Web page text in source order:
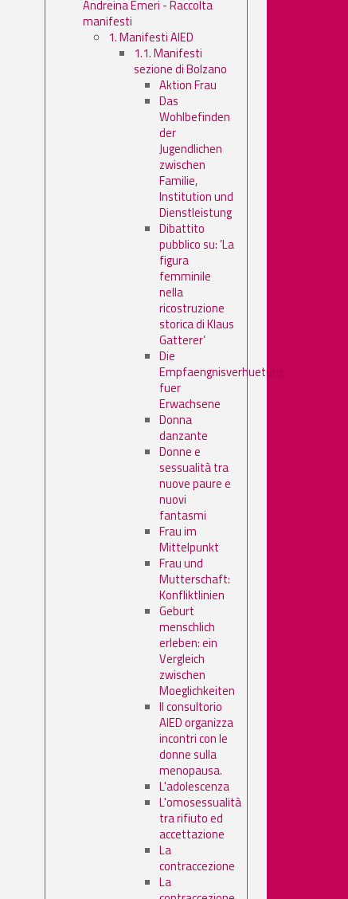
Andreina Emeri - Raccolta
manifesti
1. Manifesti AIED
1.1. Manifesti
sezione di Bolzano
Aktion Frau
Das
Wohlbefinden
der
Jugendlichen
zwischen
Familie,
Institution und
Dienstleistung
Dibattito
pubblico su: ’La
figura
femminile
nella
ricostruzione
storica di Klaus
Gatterer’
Die
Empfaengnisverhuetung
fuer
Erwachsene
Donna
danzante
Donne e
sessualità tra
nuove paure e
nuovi
fantasmi
Frau im
Mittelpunkt
Frau und
Mutterschaft:
Konfliktlinien
Geburt
menschlich
erleben: ein
Vergleich
zwischen
Moeglichkeiten
Il consultorio
AIED organizza
incontri con le
donne sulla
menopausa.
L'adolescenza
L'omosessualità
tra rifiuto ed
accettazione
La
contraccezione
La